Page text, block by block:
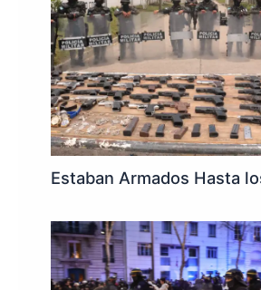
Estaban Armados Hasta